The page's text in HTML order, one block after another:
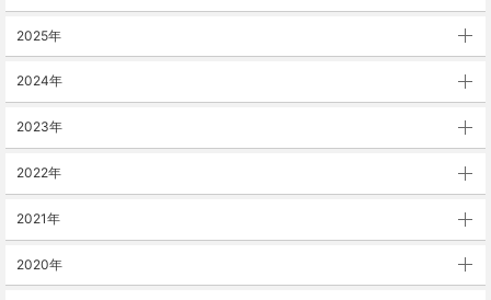
2025年
2024年
2023年
2022年
2021年
2020年